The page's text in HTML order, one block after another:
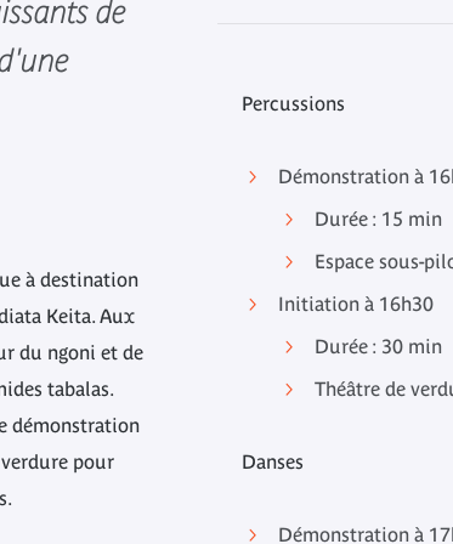
de
à destination
Keita. Aux
du ngoni et de
tabalas.
démonstration
pour
Percussions
Démonstration à
Durée : 15 min
Espace sous-
Initiation à 16h30
Durée : 30 min
Théâtre de
Danses
Démonstration à